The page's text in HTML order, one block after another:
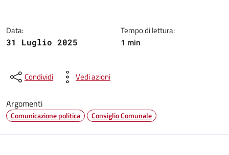
Data:
31 Luglio 2025
Tempo di lettura:
1 min
Condividi Vedi azioni
Argomenti
Comunicazione politica Consiglio Comunale